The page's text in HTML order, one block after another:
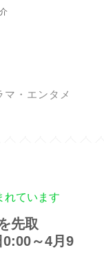
マ・エンタメ
れています
先取
0:00～4月9